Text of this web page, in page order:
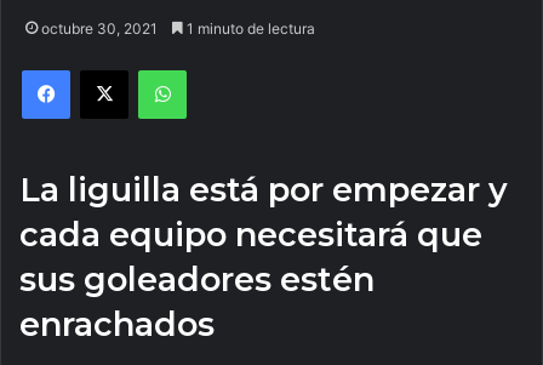
octubre 30, 2021 1 minuto de lectura
Facebook
X WhatsApp
La liguilla está por empezar y
cada equipo necesitará que
sus goleadores estén
enrachados